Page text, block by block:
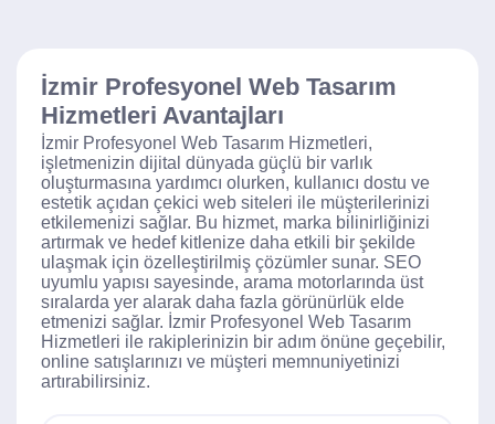
İzmir Profesyonel Web Tasarım
Hizmetleri Avantajları
İzmir Profesyonel Web Tasarım Hizmetleri,
işletmenizin dijital dünyada güçlü bir varlık
oluşturmasına yardımcı olurken, kullanıcı dostu ve
estetik açıdan çekici web siteleri ile müşterilerinizi
etkilemenizi sağlar. Bu hizmet, marka bilinirliğinizi
artırmak ve hedef kitlenize daha etkili bir şekilde
ulaşmak için özelleştirilmiş çözümler sunar. SEO
uyumlu yapısı sayesinde, arama motorlarında üst
sıralarda yer alarak daha fazla görünürlük elde
etmenizi sağlar. İzmir Profesyonel Web Tasarım
Hizmetleri ile rakiplerinizin bir adım önüne geçebilir,
online satışlarınızı ve müşteri memnuniyetinizi
artırabilirsiniz.